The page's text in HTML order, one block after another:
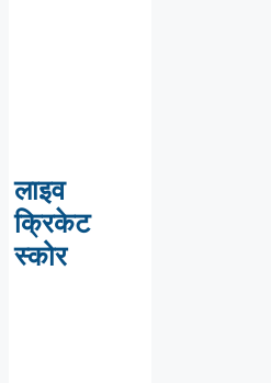
लाइव
क्रिकेट
स्कोर